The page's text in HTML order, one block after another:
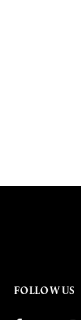
FOLLOW US